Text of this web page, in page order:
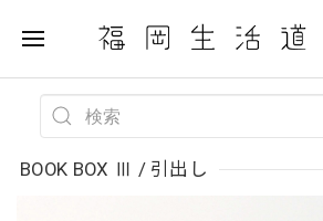
BOOK BOX Ⅲ / 引出し